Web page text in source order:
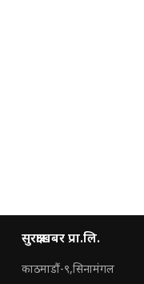
सुरक्षाखबर प्रा.लि.
काठमाडौं-९,सिनामंगल